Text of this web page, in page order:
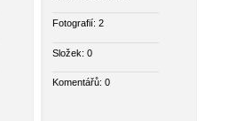
Fotografií: 2
Složek: 0
Komentářů: 0